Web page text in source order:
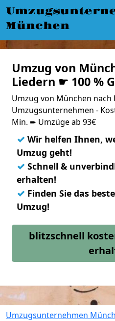
München
Umzug von
Liedern ☛ 100 %
Umzug von München nach
Umzugsunternehmen -
Min. ➨ Umzüge ab 93€
✓ Wir helfen Ihnen,
Umzug geht!
✓ Schnell &
erhalten!
✓ Finden Sie das
Umzug!
blitzschnell
Umzugsunternehmen